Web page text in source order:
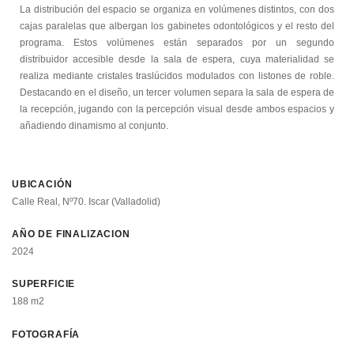
La distribución del espacio se organiza en volúmenes distintos, con dos
cajas paralelas que albergan los gabinetes odontológicos y el resto del
programa. Estos volúmenes están separados por un segundo
distribuidor accesible desde la sala de espera, cuya materialidad se
realiza mediante cristales traslúcidos modulados con listones de roble.
Destacando en el diseño, un tercer volumen separa la sala de espera de
la recepción, jugando con la percepción visual desde ambos espacios y
añadiendo dinamismo al conjunto.
UBICACIÓN
Calle Real, Nº70. Iscar (Valladolid)
AÑO DE FINALIZACION
2024
SUPERFICIE
188 m2
FOTOGRAFÍA